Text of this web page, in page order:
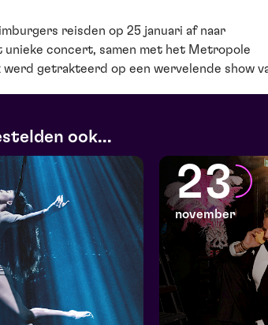
reisden op 25 januari af naar
unieke concert, samen met het Metropole
getrakteerd op een wervelende show
ook...
23
november